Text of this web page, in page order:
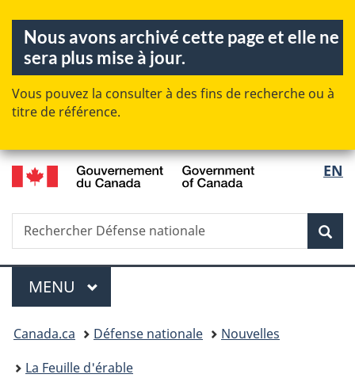
Passer
au
contenu
principal
Passer
à
«
Au
sujet
»
Passer
à
la
version
HTML
Nous avons archivé cette page et elle ne
sera plus mise à jour.
Vous pouvez la consulter à des fins de recherche ou à
titre de référence.
la
langue
EN
Recherche
Rechercher
Défense
Menu
MENU PRINCIPAL
Vous
êtes
ici :
Canada.ca Défense nationale
Nouvelles
La Feuille d'érable